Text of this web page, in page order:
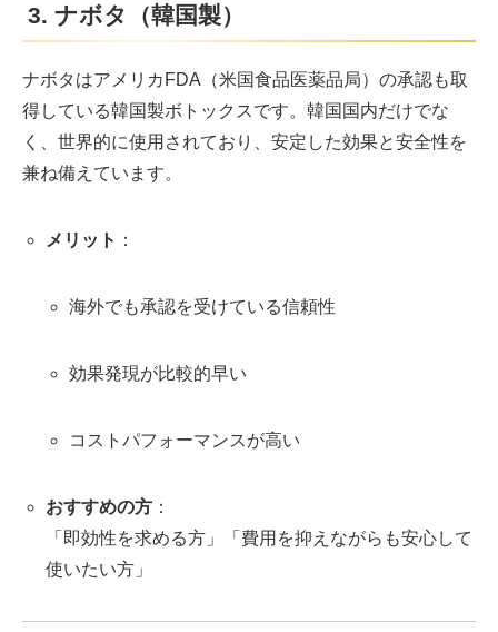
3. ナボタ（韓国製）
ナボタはアメリカFDA（米国食品医薬品局）の承認も取
得している韓国製ボトックスです。韓国国内だけでな
く、世界的に使用されており、安定した効果と安全性を
兼ね備えています。
メリット ：
海外でも承認を受けている信頼性
効果発現が比較的早い
コストパフォーマンスが高い
おすすめの方：
「即効性を求める方」「費用を抑えながらも安心して
使いたい方」